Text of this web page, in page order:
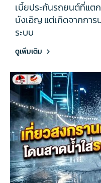
เบี้ยประกันรถยนต์ที่แต
บังเอิญ แต่เกิดจากการ
ระบบ
ดูเพิ่มเติม